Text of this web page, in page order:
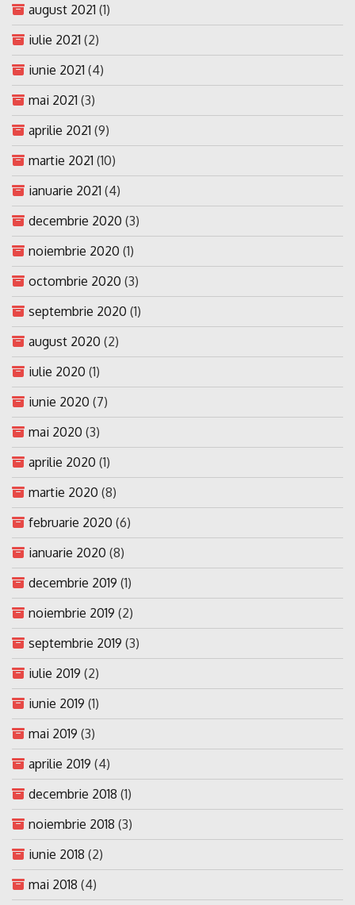
august 2021 (1)
iulie 2021 (2)
iunie 2021 (4)
mai 2021 (3)
aprilie 2021 (9)
martie 2021 (10)
ianuarie 2021 (4)
decembrie 2020 (3)
noiembrie 2020 (1)
octombrie 2020 (3)
septembrie 2020 (1)
august 2020 (2)
iulie 2020 (1)
iunie 2020 (7)
mai 2020 (3)
aprilie 2020 (1)
martie 2020 (8)
februarie 2020 (6)
ianuarie 2020 (8)
decembrie 2019 (1)
noiembrie 2019 (2)
septembrie 2019 (3)
iulie 2019 (2)
iunie 2019 (1)
mai 2019 (3)
aprilie 2019 (4)
decembrie 2018 (1)
noiembrie 2018 (3)
iunie 2018 (2)
mai 2018 (4)